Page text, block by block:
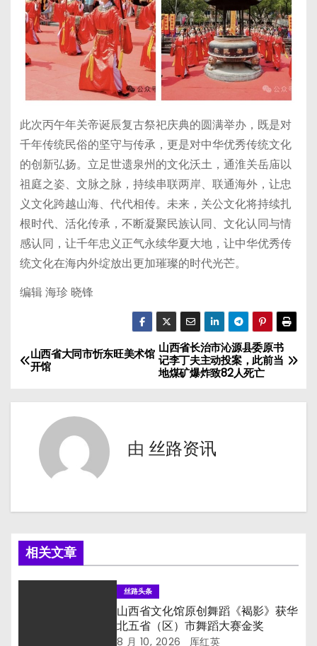
此次丙午年关帝诞辰复古祭祀庆典的圆满举办，既是对
千年传统民俗的坚守与传承，更是对中华优秀传统文化
的创新弘扬。立足世遗泉州的文化沃土，通淮关岳庙以
祖庭之姿、文脉之脉，持续串联两岸、联通海外，让忠
义文化跨越山海、代代相传。未来，关公文化将持续扎
根时代、活化传承，不断凝聚民族认同、文化认同与情
感认同，让千年忠义正气永续华夏大地，让中华优秀传
统文化在海内外绽放出更加璀璨的时代光芒。
编辑 海珍 晓锋
文
航
山西省长治市沁源县委原书
记李丁夫主动投案，此前当
地煤矿爆炸致82人死亡
山西省大同市忻东旺美术馆
开馆
由 丝路资讯
相关文章
丝路头条
山西省文化馆原创舞蹈《褐影》获华
北五省（区）市舞蹈大赛金奖
8 月 10, 2026 厍红英